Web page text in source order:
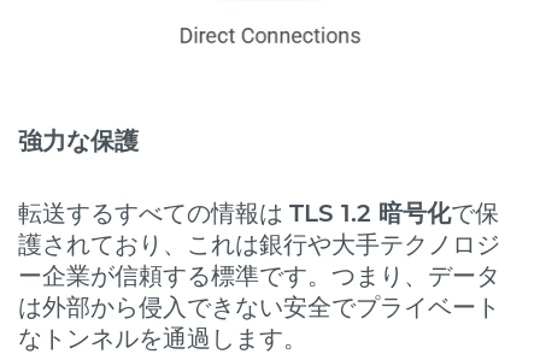
強力な保護
転送するすべての情報は TLS 1.2 暗号化で保
護されており、これは銀行や大手テクノロジ
ー企業が信頼する標準です。つまり、データ
は外部から侵入できない安全でプライベート
なトンネルを通過します。